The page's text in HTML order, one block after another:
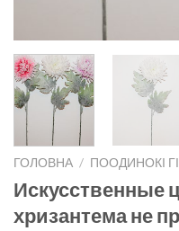
ГОЛОВНА / ПООДИНОКІ
Искусственные
хризантема не